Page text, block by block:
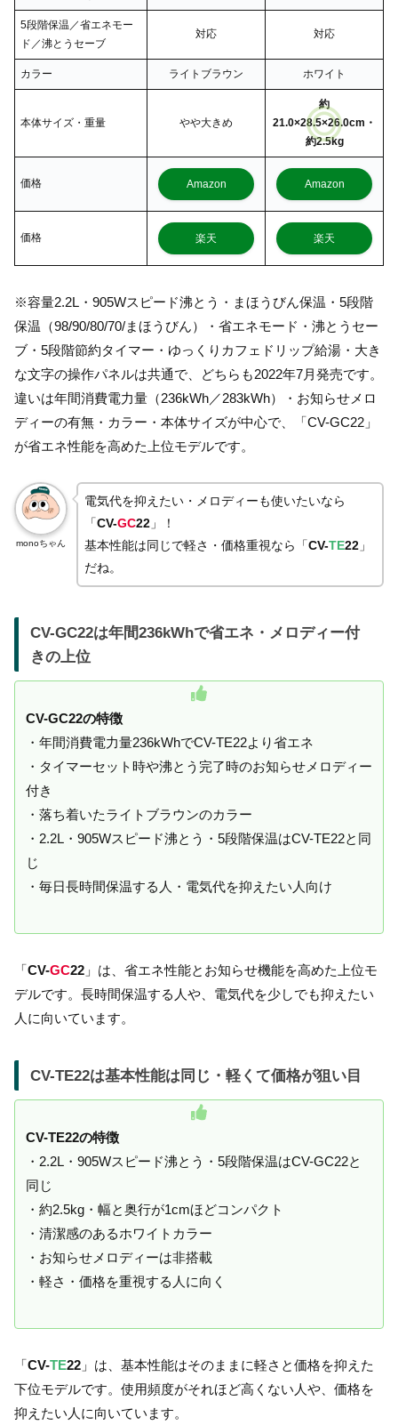
5段階保温／省エネモー
ド／沸とうセーブ
対応 対応
カラー ライトブラウン ホワイト
本体サイズ・重量 やや大きめ
約
21.0×28.5×26.0cm・
約2.5kg
価格 Amazon Amazon
価格 楽天 楽天
※容量2.2L・905Wスピード沸とう・まほうびん保温・5段階
保温（98/90/80/70/まほうびん）・省エネモード・沸とうセー
ブ・5段階節約タイマー・ゆっくりカフェドリップ給湯・大き
な文字の操作パネルは共通で、どちらも2022年7月発売です。
違いは年間消費電力量（236kWh／283kWh）・お知らせメロ
ディーの有無・カラー・本体サイズが中心で、「CV-GC22」
が省エネ性能を高めた上位モデルです。
monoちゃん
電気代を抑えたい・メロディーも使いたいなら
「CV-GC22 」！
基本性能は同じで軽さ・価格重視なら「CV-TE22 」
だね。
CV-GC22は年間236kWhで省エネ・メロディー付
きの上位
CV-GC22の特徴
・年間消費電力量236kWhでCV-TE22より省エネ
・タイマーセット時や沸とう完了時のお知らせメロディー
付き
・落ち着いたライトブラウンのカラー
・2.2L・905Wスピード沸とう・5段階保温はCV-TE22と同
じ
・毎日長時間保温する人・電気代を抑えたい人向け
「CV-GC22 」は、省エネ性能とお知らせ機能を高めた上位モ
デルです。長時間保温する人や、電気代を少しでも抑えたい
人に向いています。
CV-TE22は基本性能は同じ・軽くて価格が狙い目
CV-TE22の特徴
・2.2L・905Wスピード沸とう・5段階保温はCV-GC22と
同じ
・約2.5kg・幅と奥行が1cmほどコンパクト
・清潔感のあるホワイトカラー
・お知らせメロディーは非搭載
・軽さ・価格を重視する人に向く
「CV-TE22 」は、基本性能はそのままに軽さと価格を抑えた
下位モデルです。使用頻度がそれほど高くない人や、価格を
抑えたい人に向いています。